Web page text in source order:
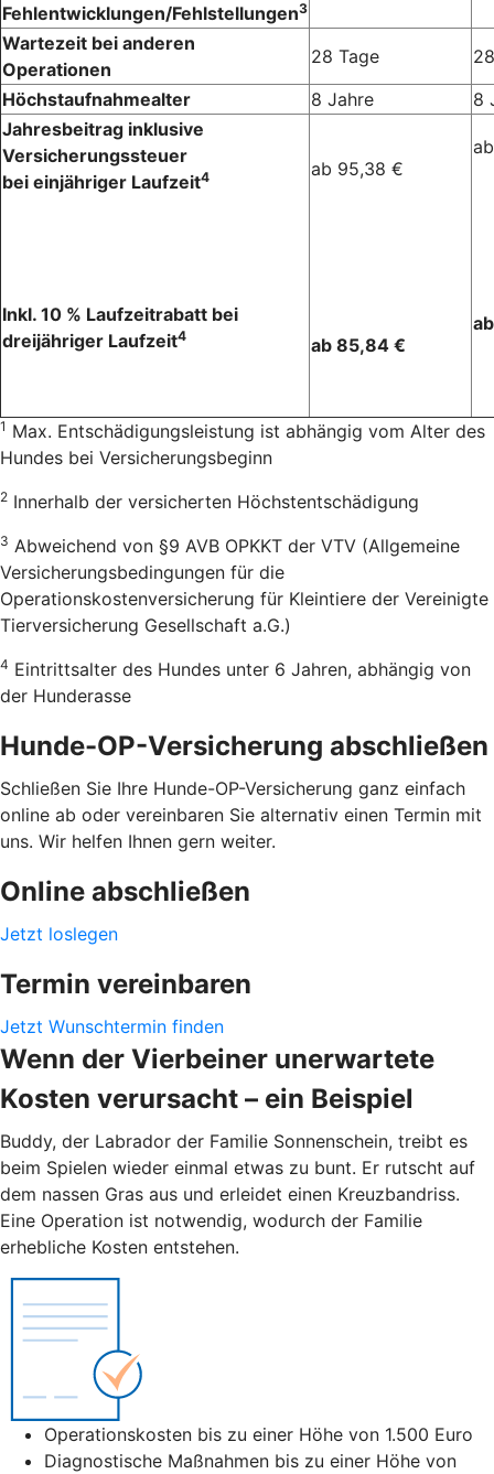
Fehlentwicklungen/Fehlstellungen3
Wartezeit bei anderen
Operationen
28 Tage
Höchstaufnahmealter
8 Jahre
8
Jahresbeitrag inklusive
Versicherungssteuer
bei einjähriger Laufzeit4
Inkl. 10 % Laufzeitrabatt bei
dreijähriger Laufzeit4
ab 95,38 €
ab 85,84 €
1 Max. Entschädigungsleistung ist abhängig vom Alter des
Hundes bei Versicherungsbeginn
2 Innerhalb der versicherten Höchstentschädigung
3 Abweichend von §9 AVB OPKKT der VTV (Allgemeine
Versicherungsbedingungen für die
Operationskostenversicherung für Kleintiere der Vereinigte
Tierversicherung Gesellschaft a.G.)
4 Eintrittsalter des Hundes unter 6 Jahren, abhängig von
der Hunderasse
Hunde-OP-Versicherung abschließen
Schließen Sie Ihre Hunde-OP-Versicherung ganz einfach
online ab oder vereinbaren Sie alternativ einen Termin mit
uns. Wir helfen Ihnen gern weiter.
Online abschließen
Jetzt loslegen
Termin vereinbaren
Jetzt Wunschtermin finden
Wenn der Vierbeiner unerwartete
Kosten verursacht – ein Beispiel
Buddy, der Labrador der Familie Sonnenschein, treibt es
beim Spielen wieder einmal etwas zu bunt. Er rutscht auf
dem nassen Gras aus und erleidet einen Kreuzbandriss.
Eine Operation ist notwendig, wodurch der Familie
erhebliche Kosten entstehen.
Operationskosten bis zu einer Höhe von 1.500 Euro
Diagnostische Maßnahmen bis zu einer Höhe von